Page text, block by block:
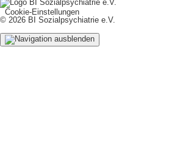
Cookie-Einstellungen
© 2026 BI Sozialpsychiatrie e.V.